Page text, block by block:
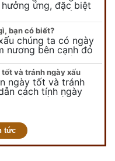
ứng, đặc biệt
sẽ nghĩ ra đủ trò
hài…
bạn có biết?
chúng ta có ngày
nương bên cạnh đó
vong. Tuy nhiên khi
vong…
và tránh ngày xấu
ngày tốt và tránh
cách tính ngày
tháng để tiến hành
tức